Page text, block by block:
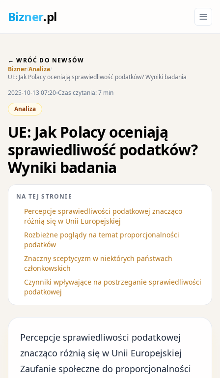
Bizner.pl
← WRÓĆ DO NEWSÓW
Bizner/Analiza/
UE: Jak Polacy oceniają sprawiedliwość podatków? Wyniki badania
2025-10-13 07:20 Czas czytania: 7 min
Analiza
UE: Jak Polacy oceniają
sprawiedliwość podatków?
Wyniki badania
NA TEJ STRONIE
Percepcje sprawiedliwości podatkowej znacząco
różnią się w Unii Europejskiej
Rozbieżne poglądy na temat proporcjonalności
podatków
Znaczny sceptycyzm w niektórych państwach
członkowskich
Czynniki wpływające na postrzeganie sprawiedliwości
podatkowej
Percepcje sprawiedliwości podatkowej
znacząco różnią się w Unii Europejskiej
Zaufanie społeczne do proporcjonalności